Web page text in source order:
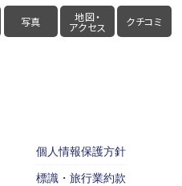
写真 地図・
アクセス クチコミ
個人情報保護方針
標識・旅行業約款